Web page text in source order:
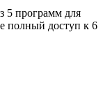
5 программ для
полный доступ к 6